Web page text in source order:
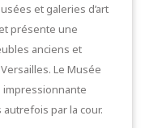
et galeries d’art
présente une
anciens et
Le Musée
impressionnante
par la cour.